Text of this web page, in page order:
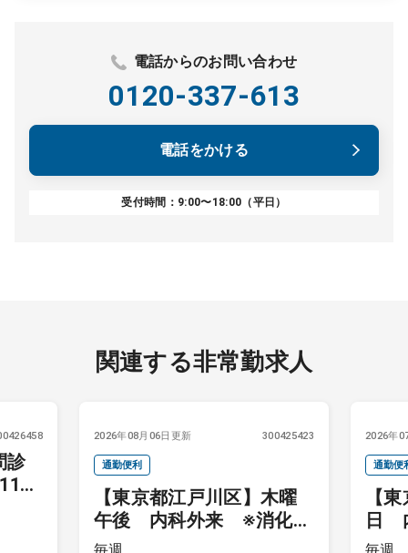
電話からのお問い合わせ
0120-337-613
電話をかける
受付時間：9:00〜18:00（平日）
関連する非常勤求人
診
万
2026年08月06日更新 300425423
通勤便利
【東京都江戸川区】木曜
午後 内科外来 ※消化器
内科の場合はプラス内視
2026年
通勤便
【
日